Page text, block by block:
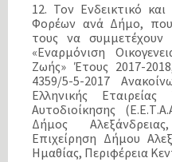
12. Τον Ενδεικτικό
Φορέων ανά Δήμο,
τους να
«Εναρμόνιση
Ζωής» Έτους 2017-
4359/5-5-2017
Ελληνικής
Αυτοδιοίκησης
Δήμος
Επιχείρηση Δήμου
Ημαθίας, Περιφέρεια